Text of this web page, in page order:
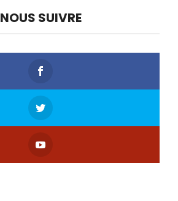
NOUS SUIVRE